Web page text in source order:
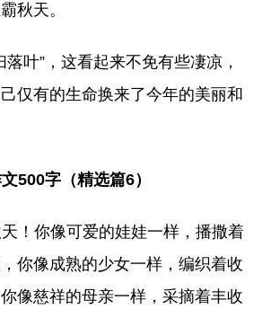
秋天。
落叶”，这看起来不免有些凄凉，
仅有的生命换来了今年的美丽和
500字（精选篇6）
！你像可爱的娃娃一样，播撒着
你像成熟的少女一样，编织着收
像慈祥的母亲一样，采摘着丰收